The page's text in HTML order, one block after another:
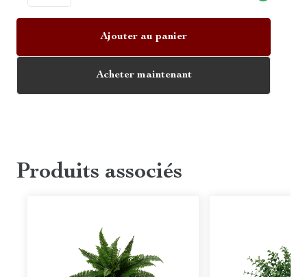
Ajouter au panier
Acheter maintenant
Produits associés